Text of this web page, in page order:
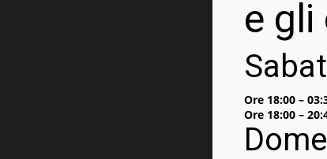
e gli
Ore 18:00 –
Ore 18:00 –